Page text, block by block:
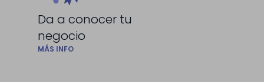
Da a conocer tu
negocio
MÁS INFO